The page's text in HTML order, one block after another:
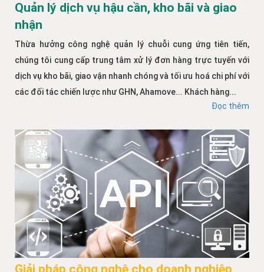
Quản lý dịch vụ hậu cần, kho bãi và giao
nhận
Thừa hưởng công nghệ quản lý chuỗi cung ứng tiên tiến,
chúng tôi cung cấp trung tâm xử lý đơn hàng trực tuyến với
dịch vụ kho bãi, giao vận nhanh chóng và tối ưu hoá chi phí với
các đối tác chiến lược như GHN, Ahamove... Khách hàng...
Đọc thêm
Giải pháp công nghệ cho doanh nghiệp